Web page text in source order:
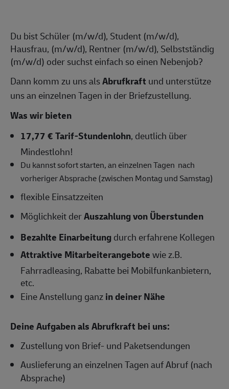
Du bist Schüler (m/w/d), Student (m/w/d),
Hausfrau, (m/w/d), Rentner (m/w/d), Selbstständig
(m/w/d) oder suchst einfach so einen Nebenjob?
Dann komm zu uns alsAbrufkraft und unterstütze
uns an einzelnen Tagen in der Briefzustellung.
Was wir bieten
17,77 € Tarif-Stundenlohn, deutlich über
Mindestlohn!
Du kannst sofort starten, an einzelnenTagen nach
vorheriger Absprache (zwischen Montag und Samstag)
flexible Einsatzzeiten
Möglichkeit derAuszahlung von Überstunden
Bezahlte Einarbeitungdurch erfahrene Kollegen
Attraktive Mitarbeiterangebotewie z.B.
Fahrradleasing, Rabatte bei Mobilfunkanbietern,
etc.
Eine Anstellung ganzin deiner Nähe
Deine Aufgaben als Abrufkraft bei uns:
Zustellung von Brief- und Paketsendungen
Auslieferung an einzelnen Tagen auf Abruf (nach
Absprache)